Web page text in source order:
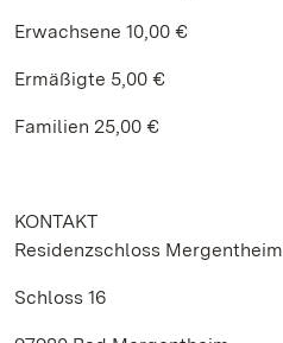
Erwachsene 10,00 €
Ermäßigte 5,00 €
Familien 25,00 €
KONTAKT
Residenzschloss Mergentheim
Schloss 16